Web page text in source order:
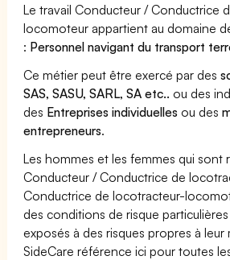
Le travail Conducteur / Conductrice
locomoteur appartient au domaine
: Personnel navigant du transport
Ce métier peut être exercé par des
SAS, SASU, SARL, SA etc.. ou des
des Entreprises individuelles ou des
entrepreneurs.
Les hommes et les femmes qui sont
Conducteur / Conductrice de
Conductrice de locotracteur-
des conditions de risque
exposés à des risques propres à leur
SideCare référence ici pour toutes